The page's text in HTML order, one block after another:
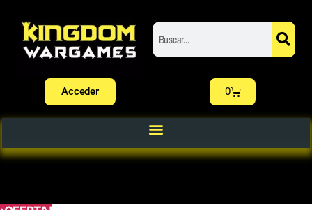
Acceder 0